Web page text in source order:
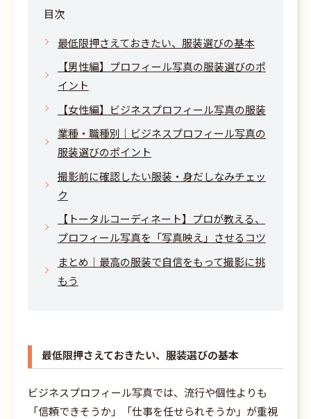
目次
最低限押さえておきたい、服装選びの基本
【男性編】プロフィール写真の服装選びのポ
イント
【女性編】ビジネスプロフィール写真の服装
業種・職種別｜ビジネスプロフィール写真の
服装選びのポイント
撮影前に確認したい服装・身だしなみチェッ
ク
【トータルコーディネート】プロが教える、
プロフィール写真を「写真映え」させるコツ
まとめ｜最高の服装で自信をもって撮影に挑
もう
最低限押さえておきたい、服装選びの基本
ビジネスプロフィール写真では、流行や個性よりも
「信頼できそうか」「仕事を任せられそうか」が重視